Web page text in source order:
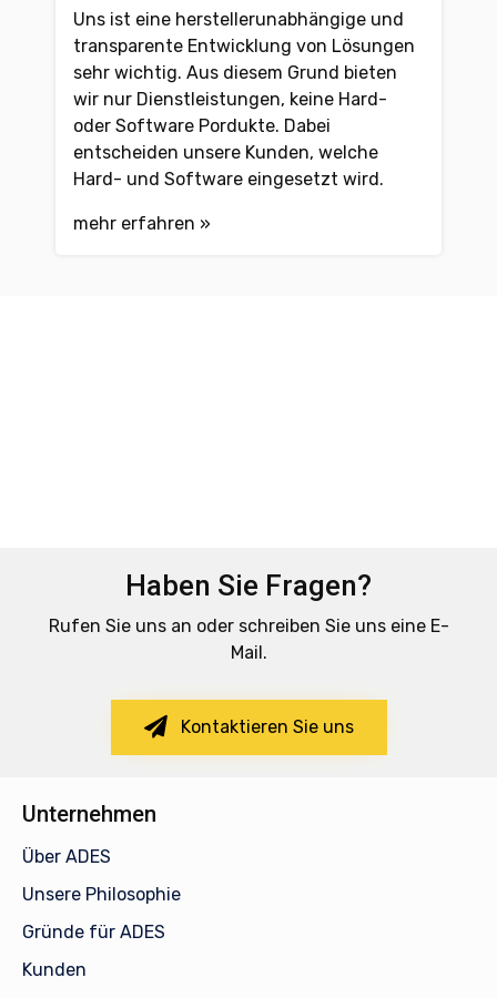
Uns ist eine herstellerunabhängige und
transparente Entwicklung von Lösungen
sehr wichtig. Aus diesem Grund bieten
wir nur Dienstleistungen, keine Hard-
oder Software Pordukte. Dabei
entscheiden unsere Kunden, welche
Hard- und Software eingesetzt wird.
mehr erfahren »
Haben Sie Fragen?
Rufen Sie uns an oder schreiben Sie uns eine E-
Mail.
Kontaktieren Sie uns
Unternehmen
Über ADES
Unsere Philosophie
Gründe für ADES
Kunden